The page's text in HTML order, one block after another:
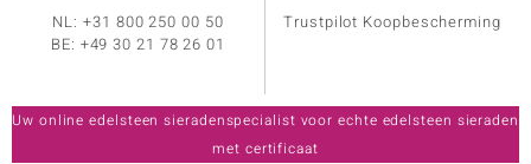
NL:+31 800 250 00 50
BE: +49 30 21 78 26 01
Trustpilot Koopbescherming
Uw online edelsteen sieradenspecialist voor echte edelsteen sieraden
met certificaat